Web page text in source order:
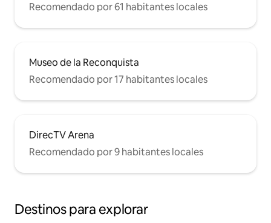
Recomendado por 61 habitantes locales
Museo de la Reconquista
Recomendado por 17 habitantes locales
DirecTV Arena
Recomendado por 9 habitantes locales
Destinos para explorar